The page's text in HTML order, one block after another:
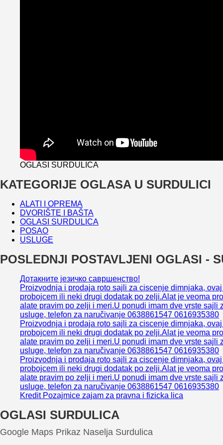
OGLASI SURDULICA
KATEGORIJE OGLASA U SURDULICI
ALATI I OPREMA
DVORIŠTE I BAŠTA
OGLASI SURDULICA
POSAO
USLUGE
POSLEDNJI POSTAVLJENI OGLASI -
Дотакните језичко савршенство!
Proizvodnja i prodaja roto sajli za ciscenje dimnjaka,
probojcem ili neki drugi dodatak po zelji.Alat je veoma
alate pravim po zelji i meri.U ponudi imam dve vrste
usluge, telefon za naručivanje 0638861547 0616935380
Proizvodnja i prodaja roto sajli za ciscenje dimnjaka,
probojcem ili neki drugi dodatak po zelji.Alat je veoma
alate pravim po zelji i meri.U ponudi imam dve vrste
usluge, telefon za naručivanje 0638861547 0616935380
Proizvodnja i prodaja roto sajli za ciscenje dimnjaka,
probojcem ili neki drugi dodatak po zelji.Alat je veoma
alate pravim po zelji i meri.U ponudi imam dve vrste
usluge, telefon za naručivanje 0638861547 0616935380
Kredit Pozajmice zajam za pravna i fizicka lica
OGLASI SURDULICA
Google Maps Prikaz Naselja Surdulica